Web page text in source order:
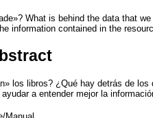
What is behind the data that
information contained in the
los libros? ¿Qué hay detrás de
a entender mejor la